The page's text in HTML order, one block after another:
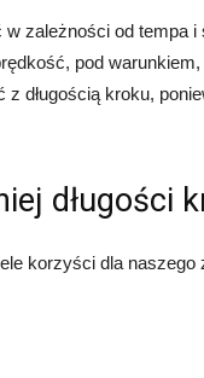
zależności od tempa i
pod
długością kroku,
długości
korzyści dla naszego